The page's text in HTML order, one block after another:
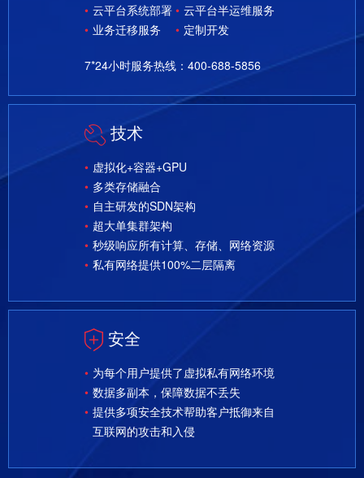
云平台系统部署
业务迁移服务
云平台半运维服务
定制开发
7*24小时服务热线：400-688-5856
技术
虚拟化+容器+GPU
多类存储融合
自主研发的SDN架构
超大单集群架构
秒级响应所有计算、存储、网络资源
私有网络提供100%二层隔离
安全
为每个用户提供了虚拟私有网络环境
数据多副本，保障数据不丢失
提供多项安全技术帮助客户抵御来自
互联网的攻击和入侵